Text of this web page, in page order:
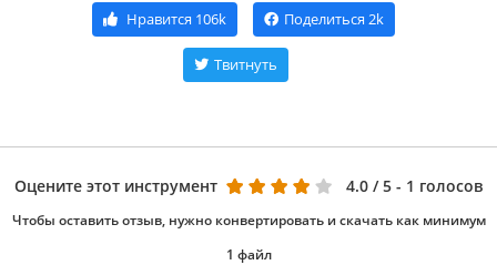
Нравится 106k Поделиться 2k
Твитнуть
Оцените этот инструмент 4.0 / 5 - 1 голосов
Чтобы оставить отзыв, нужно конвертировать и скачать как минимум
1 файл